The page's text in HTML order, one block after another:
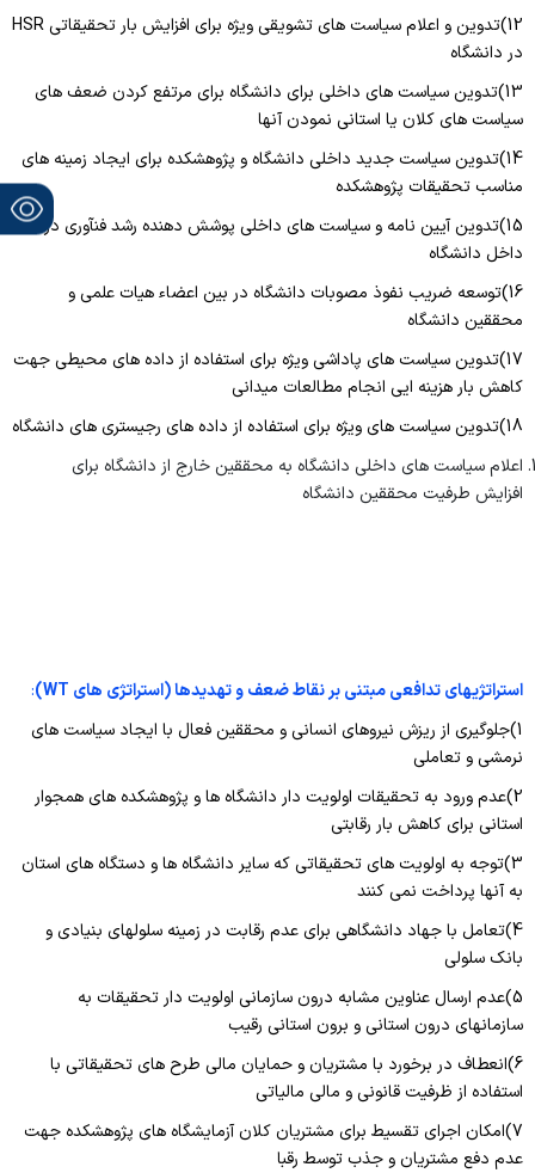
12)تدوین و اعلام سیاست های تشویقی ویژه برای افزایش بار تحقیقاتی HSR
در دانشگاه
13)تدوین سیاست های داخلی برای دانشگاه برای مرتفع کردن ضعف های
سیاست های کلان یا استانی نمودن آنها
14)تدوین سیاست جدید داخلی دانشگاه و پژوهشکده برای ایجاد زمینه های
مناسب تحقیقات پژوهشکده
15)تدوین آیین نامه و سیاست های داخلی پوشش دهنده رشد فنآوری در
داخل دانشگاه
16)توسعه ضریب نفوذ مصوبات دانشگاه در بین اعضاء هیات علمی و
محققین دانشگاه
17)تدوین سیاست های پاداشی ویژه برای استفاده از داده های محیطی جهت
کاهش بار هزینه ایی انجام مطالعات میدانی
18)تدوین سیاست های ویژه برای استفاده از داده های رجیستری های دانشگاه
اعلام سیاست های داخلی دانشگاه به محققین خارج از دانشگاه برای
افزایش طرفیت محققین دانشگاه
استراتژیهای تدافعی مبتنی بر نقاط ضعف و تهدیدها (استراتژی های WT
)
:
1)جلوگیری از ریزش نیروهای انسانی و محققین فعال با ایجاد سیاست های
نرمشی و تعاملی
2)عدم ورود به تحقیقات اولویت دار دانشگاه ها و پژوهشکده های همجوار
استانی برای کاهش بار رقابتی
3)توجه به اولویت های تحقیقاتی که سایر دانشگاه ها و دستگاه های استان
به آنها پرداخت نمی کنند
4)تعامل با جهاد دانشگاهی برای عدم رقابت در زمینه سلولهای بنیادی و
بانک سلولی
5)عدم ارسال عناوین مشابه درون سازمانی اولویت دار تحقیقات به
سازمانهای درون استانی و برون استانی رقیب
6)انعطاف در برخورد با مشتریان و حمایان مالی طرح های تحقیقاتی با
استفاده از ظرفیت قانونی و مالی مالیاتی
7)امکان اجرای تقسیط برای مشتریان کلان آزمایشگاه های پژوهشکده جهت
عدم دفع مشتریان و جذب توسط رقبا